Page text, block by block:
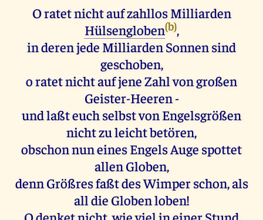
O ratet nicht auf zahllos Milliarden
Hülsengloben(b),
in deren jede Milliarden Sonnen sind
geschoben,
o ratet nicht auf jene Zahl von großen
Geister-Heeren -
und laßt euch selbst von Engelsgrößen
nicht zu leicht betören,
obschon nun eines Engels Auge spottet
allen Globen,
denn Größres faßt des Wimper schon, als
all die Globen loben!